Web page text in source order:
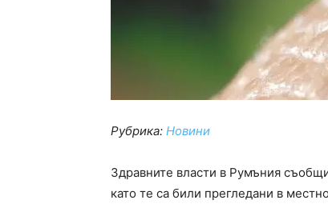
Рубрика: Новини
Здравните власти в Румъния
като те са били прегледани в